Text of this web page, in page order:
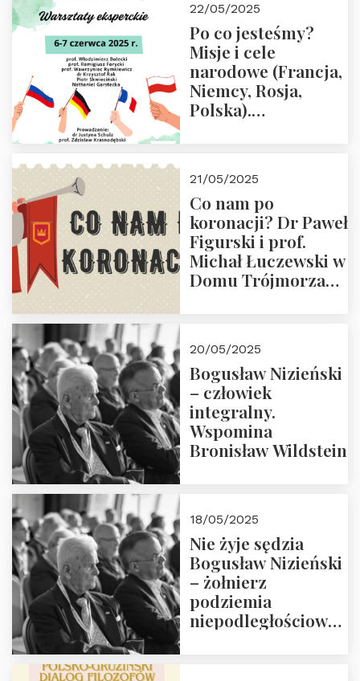
22/05/2025
Po co jesteśmy?
Misje i cele
narodowe (Francja,
Niemcy, Rosja,
Polska).
Zapraszamy do
zapisów.
21/05/2025
Co nam po
koronacji? Dr Paweł
Figurski i prof.
Michał Łuczewski w
Domu Trójmorza
20/05/2025
Bogusław Nizieński
– człowiek
integralny.
Wspomina
Bronisław Wildstein
18/05/2025
Nie żyje sędzia
Bogusław Nizieński
– żołnierz
podziemia
niepodległościowego